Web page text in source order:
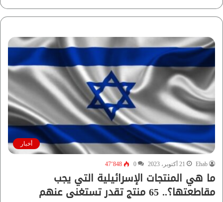
أخبار
Ehab 21 أكتوبر، 2023 0 47٬848
ما هي المنتجات الإسرائيلية التي يجب
مقاطعتها؟.. 65 منتج تقدر تستغنى عنهم